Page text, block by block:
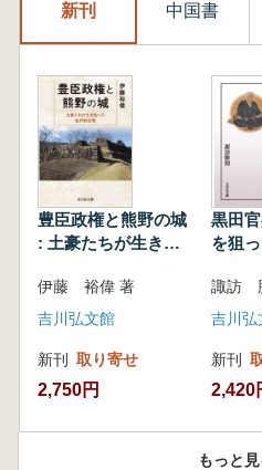
新刊 中国書
豊臣政権と熊野の城
: 土豪たちが生き抜
伊藤 裕偉 著
吉川弘文館
新刊 取り寄せ
2,750円
黒田
を狙
諏訪
吉川弘
新刊
2,420
もっと